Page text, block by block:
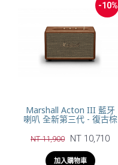
-10%
Marshall Acton III 藍牙
喇叭 全新第三代 - 復古棕
NT 11,900 NT 10,710
加入購物車